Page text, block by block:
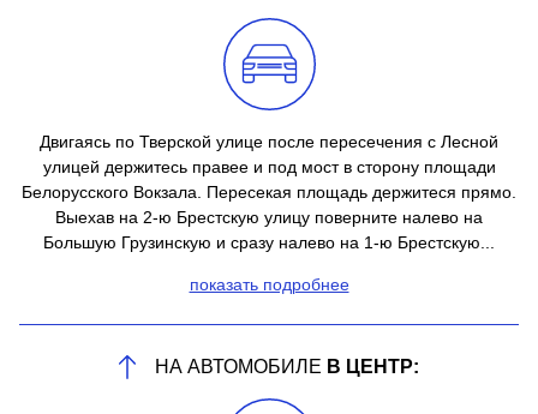
Двигаясь по Тверской улице после пересечения с Лесной
улицей держитесь правее и под мост в сторону площади
Белорусского Вокзала. Пересекая площадь держитеся прямо.
Выехав на 2-ю Брестскую улицу поверните налево на
Большую Грузинскую и сразу налево на 1-ю Брестскую...
показать подробнее
НА АВТОМОБИЛЕ В ЦЕНТР: